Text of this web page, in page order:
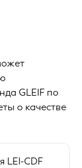
GLEIF по
о качестве
LEI-CDF